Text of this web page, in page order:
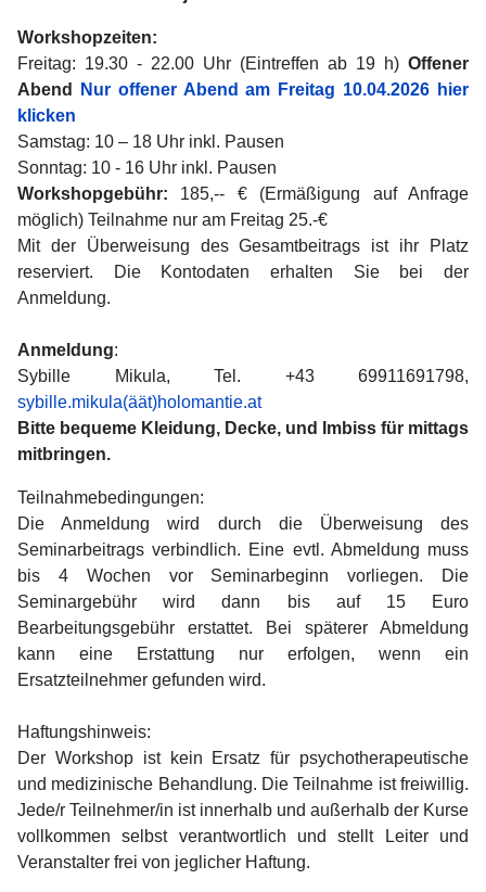
Workshopzeiten:
Freitag: 19.30 - 22.00 Uhr (Eintreffen ab 19 h) Offener
Abend
Nur offener Abend am Freitag 10.04.2026 hier
klicken
Samstag: 10 – 18 Uhr inkl. Pausen
Sonntag: 10 - 16 Uhr inkl. Pausen
Workshopgebühr: 185,-- € (Ermäßigung auf Anfrage
möglich) Teilnahme nur am Freitag 25.-€
Mit der Überweisung des Gesamtbeitrags ist ihr Platz
reserviert. Die Kontodaten erhalten Sie bei der
Anmeldung.
Anmeldung:
Sybille Mikula, Tel. +43 69911691798,
sybille.mikula(äät)holomantie.at
Bitte bequeme Kleidung, Decke, und Imbiss für mittags
mitbringen.
Teilnahmebedingungen:
Die Anmeldung wird durch die Überweisung des
Seminarbeitrags verbindlich. Eine evtl. Abmeldung muss
bis 4 Wochen vor Seminarbeginn vorliegen. Die
Seminargebühr wird dann bis auf 15 Euro
Bearbeitungsgebühr erstattet. Bei späterer Abmeldung
kann eine Erstattung nur erfolgen, wenn ein
Ersatzteilnehmer gefunden wird.
Haftungshinweis:
Der Workshop ist kein Ersatz für psychotherapeutische
und medizinische Behandlung. Die Teilnahme ist freiwillig.
Jede/r Teilnehmer/in ist innerhalb und außerhalb der Kurse
vollkommen selbst verantwortlich und stellt Leiter und
Veranstalter frei von jeglicher Haftung.